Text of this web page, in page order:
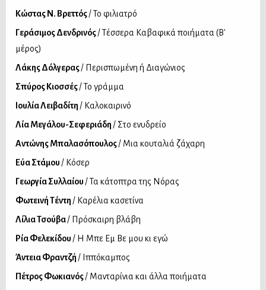
Κώστας Ν. Βρεττός/ Το φιλιατρό
Γεράσιμος Δενδρινός/ Τέσσερα Καβαφικά ποιήματα (Β'
μέρος)
Λάκης Δόλγερας/ Περισπωμένη ή Διαγώνιος
Σπύρος Κιοσσές/ Το γράμμα
Ιουλία Λειβαδίτη / Καλοκαιρινό
Λία Μεγάλου-Σεφεριάδη / Στο ενυδρείο
Αντώνης Μπαλασόπουλος/ Μια κουταλιά ζάχαρη
Εύα Στάμου / Κόσερ
Γεωργία Συλλαίου / Τα κάτοπτρα της Νόρας
Φωτεινή Τέντη / Καρέλια κασετίνα
Λίλια Τσούβα/ Πρόσκαιρη βλάβη
Ρία Φελεκίδου / Η Μπε Εμ Βε μου κι εγώ
Άντεια Φραντζή / Ιππόκαμπος
Πέτρος Φωκιανός/ Μανταρίνια και άλλα ποιήματα